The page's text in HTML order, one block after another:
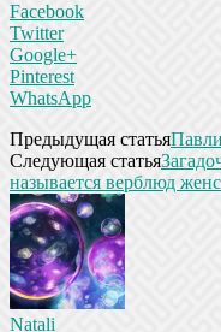
Facebook
Twitter
Google+
Pinterest
WhatsApp
Предыдущая статья
Следующая статья
называется верблюд
Natali